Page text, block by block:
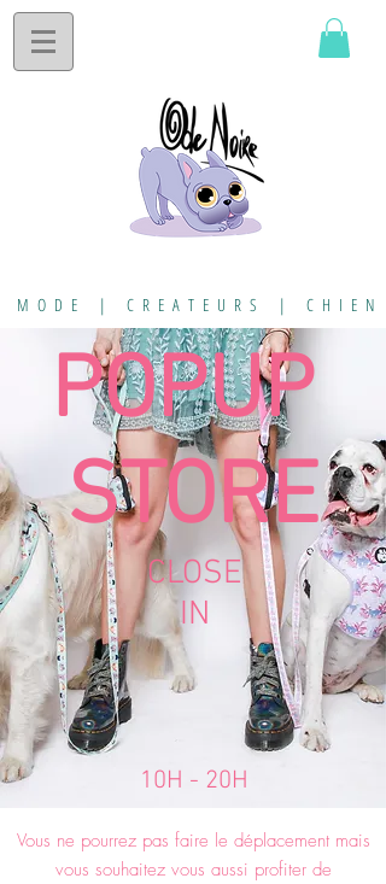
MODE | CREATEURS | CHIEN
POPUP
STORE
CLOSE
IN
10H - 20H
Vous ne pourrez pas faire le déplacement mais
vous souhaitez vous aussi profiter de